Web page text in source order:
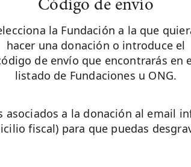
Código de envío
la Fundación a la que
hacer una donación o introduce el
de envío que encontrarás en
listado de Fundaciones u ONG.
a la donación al email
fiscal) para que puedas